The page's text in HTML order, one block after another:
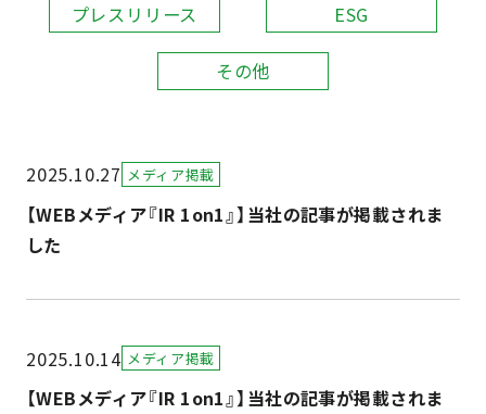
プレスリリース ESG
その他
2025.10.27 メディア掲載
【WEBメディア『IR 1on1』】当社の記事が掲載されま
した
2025.10.14 メディア掲載
【WEBメディア『IR 1on1』】当社の記事が掲載されま